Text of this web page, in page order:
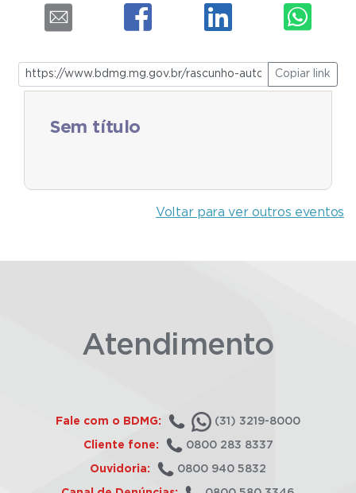
Copiar link
Sem título
Voltar para ver outros eventos
Atendimento
Fale com o BDMG: (31) 3219-8000
Cliente fone: 0800 283 8337
Ouvidoria: 0800 940 5832